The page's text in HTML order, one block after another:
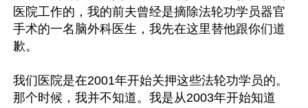
医院工作的，我的前夫曾经是摘除法轮功学员器官
手术的一名脑外科医生，我先在这里替他跟你们道
歉。
我们医院是在2001年开始关押这些法轮功学员的。
那个时候，我并不知道。我是从2003年开始知道